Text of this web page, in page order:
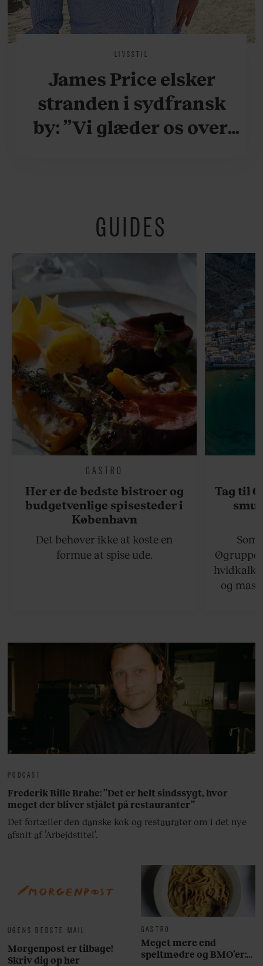
LIVSSTIL
James Price elsker
stranden i sydfransk
by: ”Vi glæder os over,
fredeligt”
GUIDES
GASTRO
Her er de bedste bistroer og
budgetvenlige spisesteder i
København
Det behøver ikke at koste en
formue at spise ude.
Tag til
og
UGENS BEDSTE MAIL
Morgenpost er tilbage!
Skriv dig op her
GASTRO
Meget mere end
speltmødre og BMO’er:
PODCAST
Frederik Bille Brahe: ”Det er helt sindssygt, hvor
meget der bliver stjålet på restauranter”
Det fortæller den danske kok og restauratør om i det nye
afsnit af ’Arbejdstitel’.